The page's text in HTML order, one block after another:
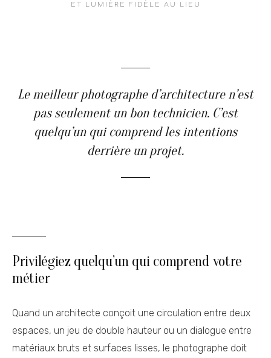
ET LUMIÈRE FIDÈLE AU LIEU
Le meilleur photographe d’architecture n’est
pas seulement un bon technicien. C’est
quelqu’un qui comprend les intentions
derrière un projet.
Privilégiez quelqu’un qui comprend votre
métier
Quand un architecte conçoit une circulation entre deux
espaces, un jeu de double hauteur ou un dialogue entre
matériaux bruts et surfaces lisses, le photographe doit